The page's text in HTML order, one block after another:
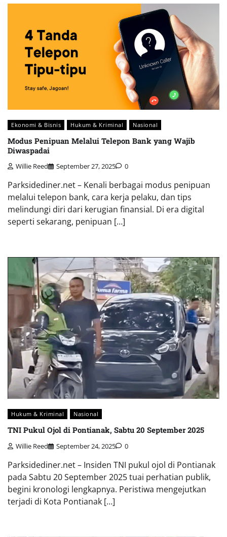
Ekonomi & Bisnis Hukum & Kriminal Nasional
Modus Penipuan Melalui Telepon Bank yang Wajib
Diwaspadai
Willie Reed September 27, 2025 0
Parksidediner.net – Kenali berbagai modus penipuan
melalui telepon bank, cara kerja pelaku, dan tips
melindungi diri dari kerugian finansial. Di era digital
seperti sekarang, penipuan […]
Hukum & Kriminal Nasional
TNI Pukul Ojol di Pontianak, Sabtu 20 September 2025
Willie Reed September 24, 2025 0
Parksidediner.net – Insiden TNI pukul ojol di Pontianak
pada Sabtu 20 September 2025 tuai perhatian publik,
begini kronologi lengkapnya. Peristiwa mengejutkan
terjadi di Kota Pontianak […]